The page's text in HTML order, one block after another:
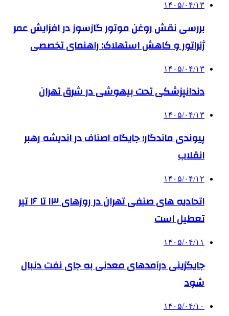
۱۴۰۵/۰۴/۱۳
بررسی نقش روغن موتور گازسوز در افزایش عمر
ژنراتور و کاهش استهلاک: راهنمای تخصصی
۱۴۰۵/۰۴/۱۳
دندانپزشکی تحت بیهوشی در شرق تهران
۱۴۰۵/۰۴/۱۳
پیوندی ماندگار؛ جایگاه اصناف در اندیشه رهبر
انقلاب
۱۴۰۵/۰۴/۱۲
اتحادیه های صنفی تهران در روزهای ۱۳ تا ۱۶ تیر
تعطیل است
۱۴۰۵/۰۴/۱۱
جایگزینی درآمدهای معدنی به جای نفت دنبال
شود
۱۴۰۵/۰۴/۱۰